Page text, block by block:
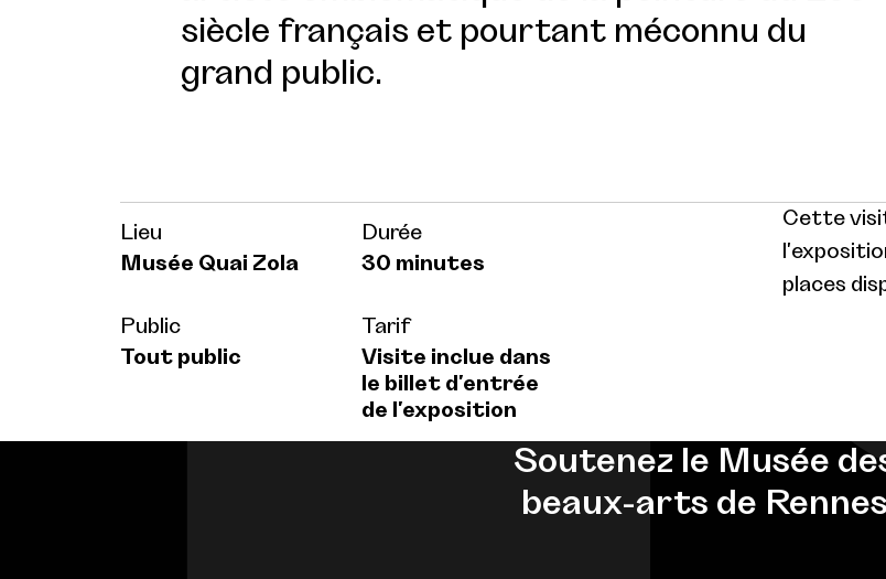
siècle français et pourtant méconnu du
grand public.
Lieu
Musée Quai Zola
Durée
30 minutes
Public
Tout public
Tarif
Visite inclue dans
le billet d'entrée
de l'exposition
Cette
places
Soutenez le Musée
beaux-arts de Rennes